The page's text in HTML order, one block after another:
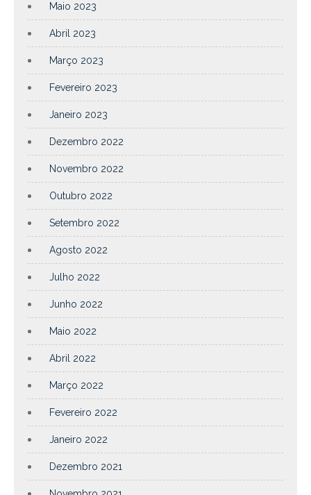
Maio 2023
Abril 2023
Março 2023
Fevereiro 2023
Janeiro 2023
Dezembro 2022
Novembro 2022
Outubro 2022
Setembro 2022
Agosto 2022
Julho 2022
Junho 2022
Maio 2022
Abril 2022
Março 2022
Fevereiro 2022
Janeiro 2022
Dezembro 2021